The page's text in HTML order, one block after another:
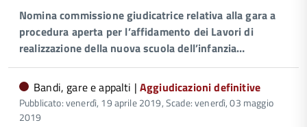
Nomina commissione giudicatrice relativa alla gara a
procedura aperta per l’affidamento dei Lavori di
realizzazione della nuova scuola dell’infanzia…
Bandi, gare e appalti |Aggiudicazioni definitive
Pubblicato: venerdì, 19 aprile 2019,Scade: venerdì, 03 maggio
2019